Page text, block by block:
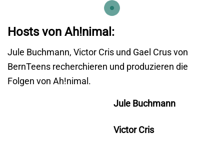
Hosts von Ah!nimal:
Jule Buchmann, Victor Cris und Gael Crus von
BernTeens recherchieren und produzieren die
Folgen von Ah!nimal.
Jule Buchmann
Victor Cris